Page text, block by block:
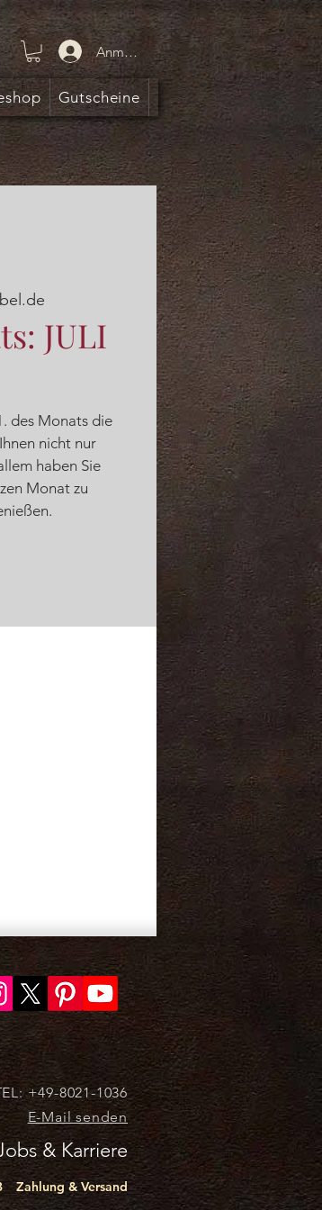
Anmelden
Gutscheine
JULI
des Monats die
nicht nur
haben Sie
Monat zu
+49-8021-1036
E-Mail senden
& Karriere
Zahlung & Versand